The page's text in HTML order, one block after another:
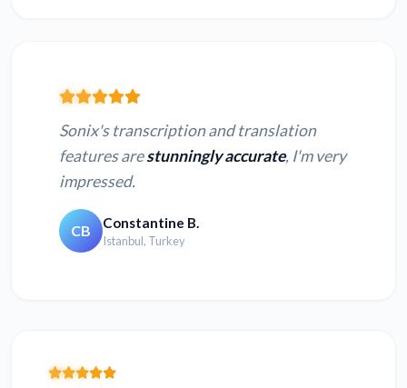
Sonix's transcription and translation
features arestunningly accurate, I'm very
impressed.
CB Constantine B.
Istanbul, Turkey